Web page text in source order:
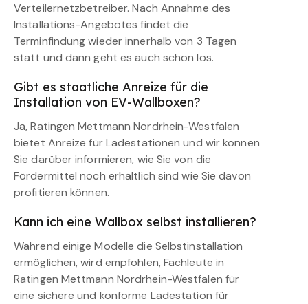
Verteilernetzbetreiber. Nach Annahme des
Installations-Angebotes findet die
Terminfindung wieder innerhalb von 3 Tagen
statt und dann geht es auch schon los.
Gibt es staatliche Anreize für die
Installation von EV-Wallboxen?
Ja, Ratingen Mettmann Nordrhein-Westfalen
bietet Anreize für Ladestationen und wir können
Sie darüber informieren, wie Sie von die
Fördermittel noch erhältlich sind wie Sie davon
profitieren können.
Kann ich eine Wallbox selbst installieren?
Während einige Modelle die Selbstinstallation
ermöglichen, wird empfohlen, Fachleute in
Ratingen Mettmann Nordrhein-Westfalen für
eine sichere und konforme Ladestation für